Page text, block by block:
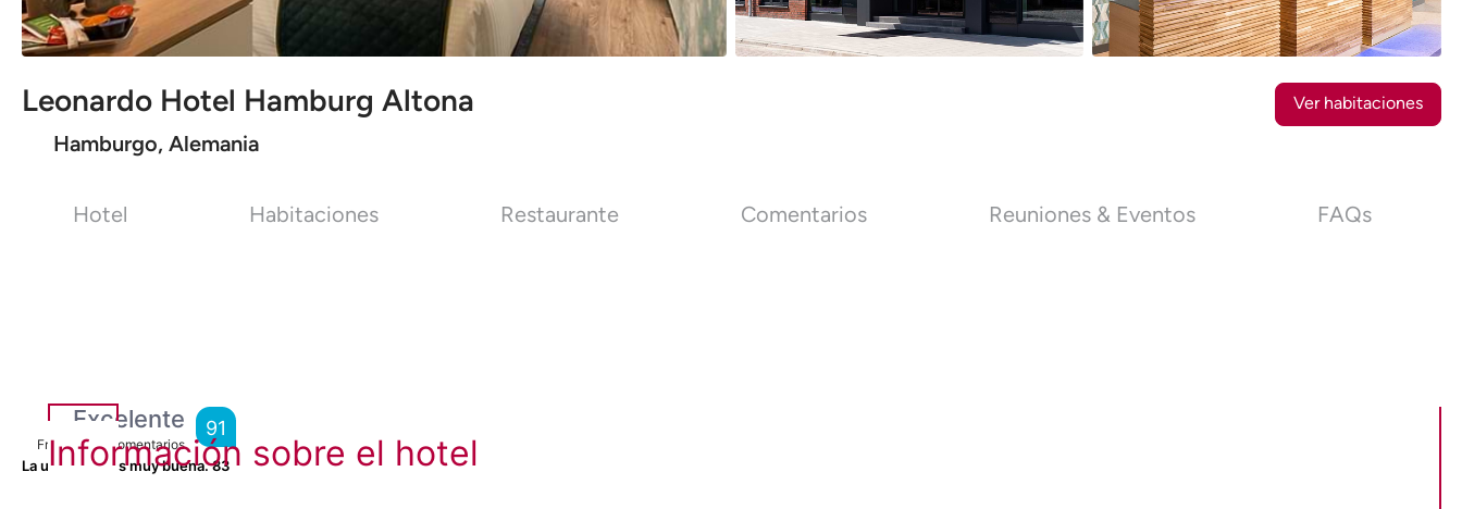
Leonardo Hotel Hamburg Altona
Hamburgo, Alemania
Ver habitaciones
Hotel Habitaciones Restaurante Comentarios Reuniones & Eventos FAQs
Excelente
From8,789 Comentarios
91
La ubicación es muy buena.83
Información sobre el hotel